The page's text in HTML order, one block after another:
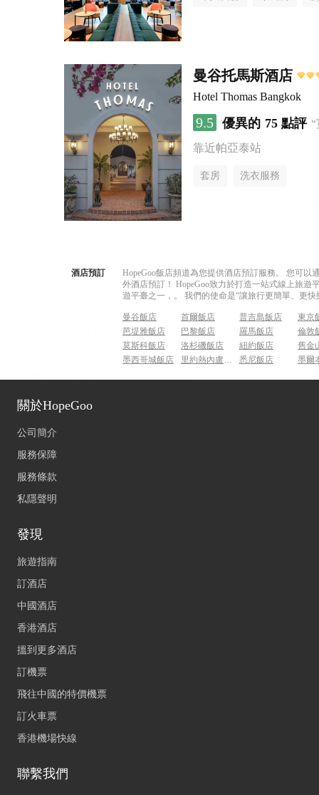
曼谷托馬斯酒店
Hotel Thomas Bangkok
9.5 優異的 75 點評
靠近帕亞泰站
套房 洗衣服務
酒店預訂
HopeGoo飯店頻道為您提供酒店預訂服務。 您可
外酒店預訂！ HopeGoo致力於打造一站式線上旅
遊平臺之一，。 我們的使命是“讓旅行更簡單、更
曼谷飯店 首爾飯店 普吉島飯店
東京
芭堤雅飯店
巴黎飯店 羅馬飯店
倫敦
莫斯科飯店
洛杉磯飯店 紐約飯店
舊金
墨西哥城飯店
里約熱內盧飯店 悉尼飯店 墨爾
關於HopeGoo
公司簡介
服務保障
服務條款
私隱聲明
發現
旅遊指南
訂酒店
中國酒店
香港酒店
搵到更多酒店
訂機票
飛往中國的特價機票
訂火車票
香港機場快線
聯繫我們